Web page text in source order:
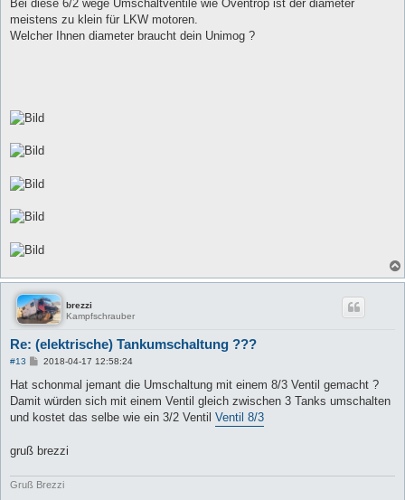
Bei diese 6/2 wege Umschaltventile wie Oventrop ist der diameter
meistens zu klein für LKW motoren.
Welcher Ihnen diameter braucht dein Unimog ?
brezzi
Kampfschrauber
Re: (elektrische) Tankumschaltung ???
#13
B
i
r
a
2018-04-17 12:58:24
Hat schonmal jemant die Umschaltung mit einem 8/3 Ventil gemacht ?
Damit würden sich mit einem Ventil gleich zwischen 3 Tanks umschalten
und kostet das selbe wie ein 3/2 Ventil Ventil 8/3
gruß brezzi
Gruß Brezzi